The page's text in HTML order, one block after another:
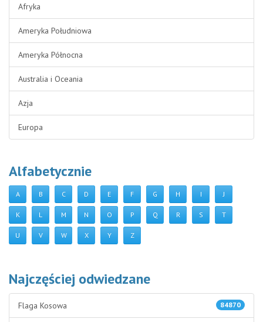
Afryka
Ameryka Południowa
Ameryka Północna
Australia i Oceania
Azja
Europa
Alfabetycznie
A B C D E F G H I J
K L M N O P Q R S T
U V W X Y Z
Najczęściej odwiedzane
84870
Flaga Kosowa